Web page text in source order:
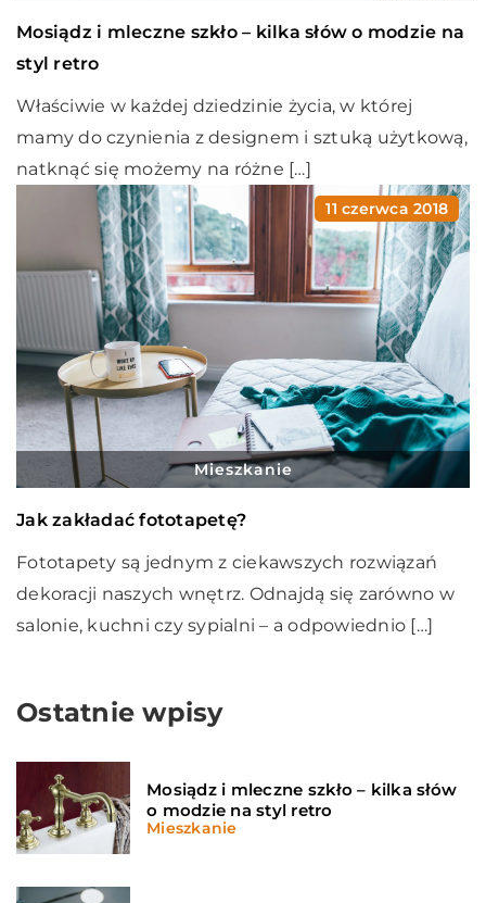
Mosiądz i mleczne szkło – kilka słów o modzie na
styl retro
Właściwie w każdej dziedzinie życia, w której
mamy do czynienia z designem i sztuką użytkową,
natknąć się możemy na różne […]
11 czerwca 2018
Mieszkanie
Jak zakładać fototapetę?
Fototapety są jednym z ciekawszych rozwiązań
dekoracji naszych wnętrz. Odnajdą się zarówno w
salonie, kuchni czy sypialni – a odpowiednio […]
Ostatnie wpisy
Mosiądz i mleczne szkło – kilka słów
o modzie na styl retro
Mieszkanie